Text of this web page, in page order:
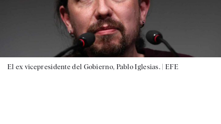
El ex vicepresidente del Gobierno, Pablo Iglesias. | EFE